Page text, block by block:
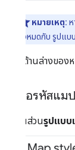
หมายเหตุ: ห
ทั้งหมดกับ รูปแ
ที่ด้านล่างของ
เชื่อมต่อรหัสแ
ในส่วนรูปแบ